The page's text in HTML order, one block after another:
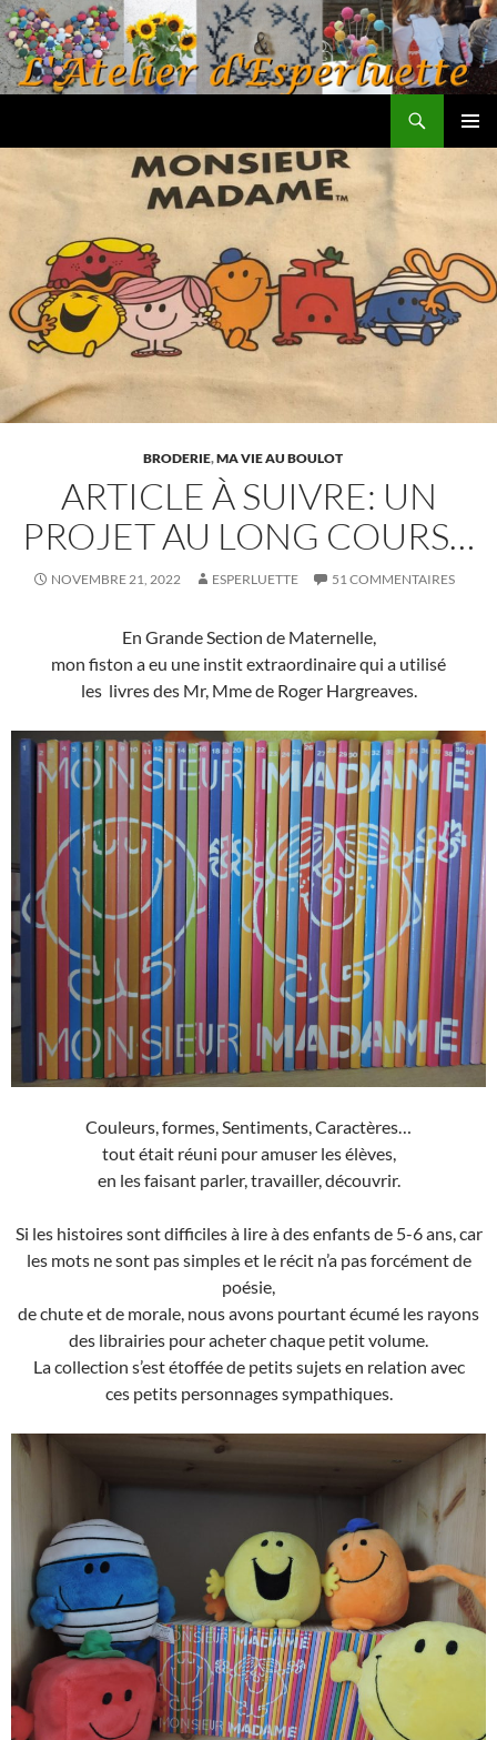
Aller
au
contenu
BRODERIE,MA VIE AU BOULOT
ARTICLE À SUIVRE: UN
PROJET AU LONG COURS…
NOVEMBRE 21, 2022 ESPERLUETTE 51 COMMENTAIRES
En Grande Section de Maternelle,
mon fiston a eu une instit extraordinaire qui a utilisé
les livres des Mr, Mme de Roger Hargreaves.
Couleurs, formes, Sentiments, Caractères…
tout était réuni pour amuser les élèves,
en les faisant parler, travailler, découvrir.
Si les histoires sont difficiles à lire à des enfants de 5-6 ans, car
les mots ne sont pas simples et le récit n’a pas forcément de
poésie,
de chute et de morale, nous avons pourtant écumé les rayons
des librairies pour acheter chaque petit volume.
La collection s’est étoffée de petits sujets en relation avec
ces petits personnages sympathiques.